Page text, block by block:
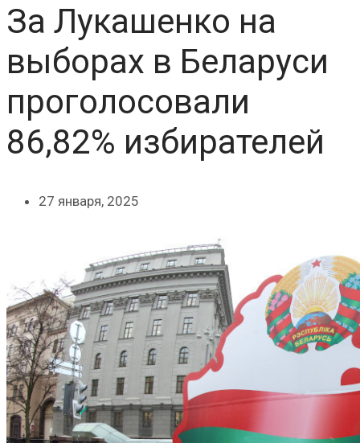
За Лукашенко на
выборах в Беларуси
проголосовали
86,82% избирателей
27 января, 2025